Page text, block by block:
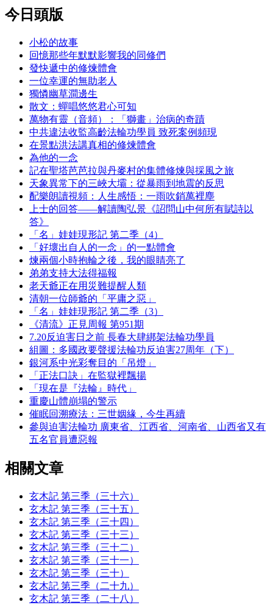
今日頭版
小松的故事
回憶那些年默默影響我的同修們
發快遞中的修煉體會
一位幸運的無助老人
獨憐幽草澗邊生
散文：蟬唱悠悠君心可知
萬物有靈（音頻）：「獅畫」治病的奇蹟
中共違法收監高齡法輪功學員 致死案例頻現
在景點洪法講真相的修煉體會
為他的一念
記在聖塔芭芭拉與丹麥村的集體修煉與採風之旅
天象異常下的三峽大壩：從暴雨到地震的反思
配樂朗讀視頻：人生感悟：一雨吹銷萬裡塵
上士的回答——解讀陶弘景《詔問山中何所有賦詩以
答》
「名」娃娃現形記 第二季（4）
「好壞出自人的一念」的一點體會
煉兩個小時抱輪之後，我的眼睛亮了
弟弟支持大法得福報
老天爺正在用災難提醒人類
清朝一位師爺的「平庸之惡」
「名」娃娃現形記 第二季（3）
《清流》正見周報 第951期
7.20反迫害日之前 長春大肆綁架法輪功學員
組圖：多國政要聲援法輪功反迫害27周年（下）
銀河系中光彩奪目的「吊燈」
「正法口訣」在監獄裡飄揚
「現在是『法輪』時代」
重慶山體崩塌的警示
催眠回溯療法：三世姻緣，今生再續
參與迫害法輪功 廣東省、江西省、河南省、山西省又有
五名官員遭惡報
相關文章
玄木記 第三季（三十六）
玄木記 第三季（三十五）
玄木記 第三季（三十四）
玄木記 第三季（三十三）
玄木記 第三季（三十二）
玄木記 第三季（三十一）
玄木記 第三季（三十）
玄木記 第三季（二十九）
玄木記 第三季（二十八）